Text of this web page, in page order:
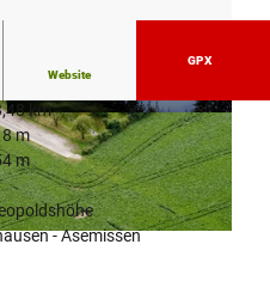
© Stefan Diestelhorst |CC-BY-NC-ND
Website
GPX
km
m
m
- Asemissen